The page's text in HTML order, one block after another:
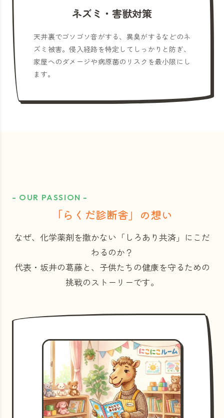
ネズミ・害獣対策
天井裏でゴソゴソ音がする、異臭がするなどのネ
ズミ被害。侵入経路を特定してしっかりと防ぎ、
家屋へのダメージや病原菌のリスクを最小限にし
ます。
- OUR PASSION -
「らくだ診断舎」の想い
なぜ、化学薬剤を撒かない「しろあり共済」にこだ
わるのか？
代表・坂井の葛藤と、子供たちの健康を守るための
挑戦のストーリーです。